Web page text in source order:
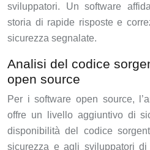
sviluppatori. Un software
storia di rapide risposte e
sicurezza segnalate.
Analisi del codice
open source
Per i software open source,
offre un livello aggiuntivo di
disponibilità del codice
sicurezza e agli sviluppatori